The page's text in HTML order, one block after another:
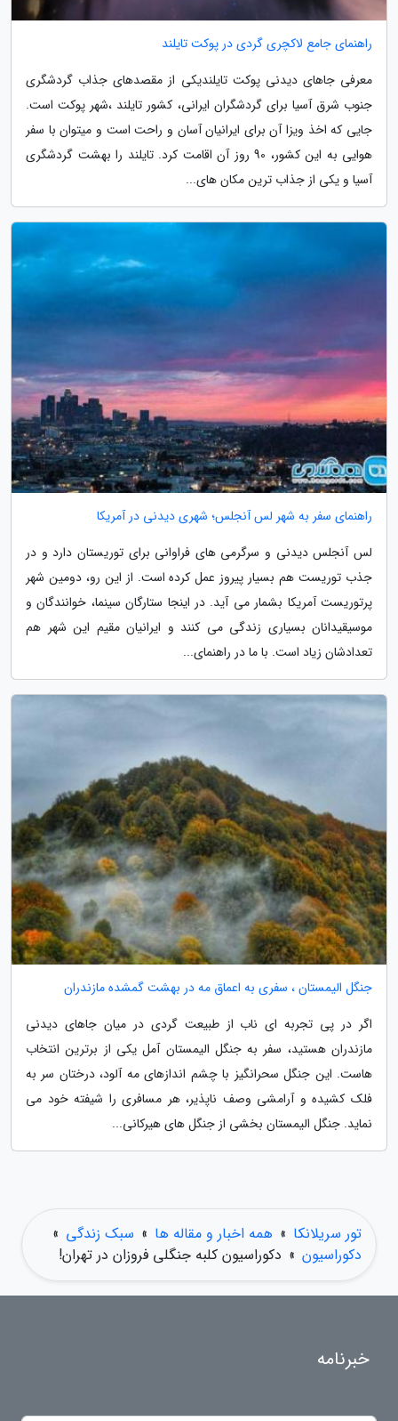
راهنمای جامع لاکچری گردی در پوکت تایلند
معرفی جاهای دیدنی پوکت تایلندیکی از مقصدهای جذاب گردشگری
جنوب شرق آسیا برای گردشگران ایرانی، کشور تایلند ،شهر پوکت است.
جایی که اخذ ویزا آن برای ایرانیان آسان و راحت است و میتوان با سفر
هوایی به این کشور، 90 روز آن اقامت کرد. تایلند را بهشت گردشگری
آسیا و یکی از جذاب ترین مکان های...
راهنمای سفر به شهر لس آنجلس؛ شهری دیدنی در آمریکا
لس آنجلس دیدنی و سرگرمی های فراوانی برای توریستان دارد و در
جذب توریست هم بسیار پیروز عمل کرده است. از این رو، دومین شهر
پرتوریست آمریکا بشمار می آید. در اینجا ستارگان سینما، خوانندگان و
موسیقیدانان بسیاری زندگی می کنند و ایرانیان مقیم این شهر هم
تعدادشان زیاد است. با ما در راهنمای...
جنگل الیمستان ، سفری به اعماق مه در بهشت گمشده مازندران
اگر در پی تجربه ای ناب از طبیعت گردی در میان جاهای دیدنی
مازندران هستید، سفر به جنگل الیمستان آمل یکی از برترین انتخاب
هاست. این جنگل سحرانگیز با چشم اندازهای مه آلود، درختان سر به
فلک کشیده و آرامشی وصف ناپذیر، هر مسافری را شیفته خود می
نماید. جنگل الیمستان بخشی از جنگل های هیرکانی...
تور سریلانکا » همه اخبار و مقاله ها » سبک زندگی »
دکوراسیون » دکوراسیون کلبه جنگلی فروزان در تهران!
خبرنامه